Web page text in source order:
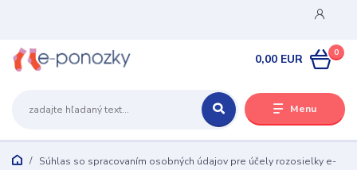
Menu
0
0,00 EUR
Súhlas so spracovaním osobných údajov pre účely rozosielky e-